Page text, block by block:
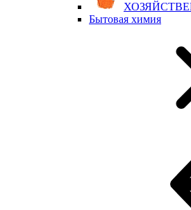
Бытовая химия